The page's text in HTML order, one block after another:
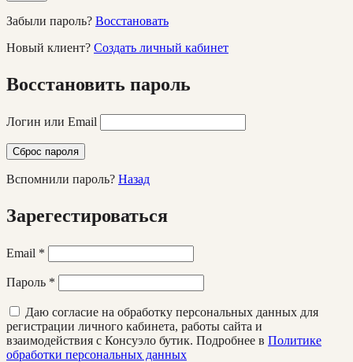
Забыли пароль? Восстановать
Новый клиент? Создать личный кабинет
Восстановить пароль
Логин или Email
Сброс пароля
Вспомнили пароль? Назад
Зарегестироваться
Email *
Пароль *
Даю согласие на обработку персональных данных для
регистрации личного кабинета, работы сайта и
взаимодействия с Консуэло бутик. Подробнее в Политике
обработки персональных данных